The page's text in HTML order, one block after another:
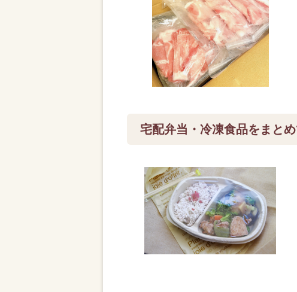
宅配弁当・冷凍食品をまと